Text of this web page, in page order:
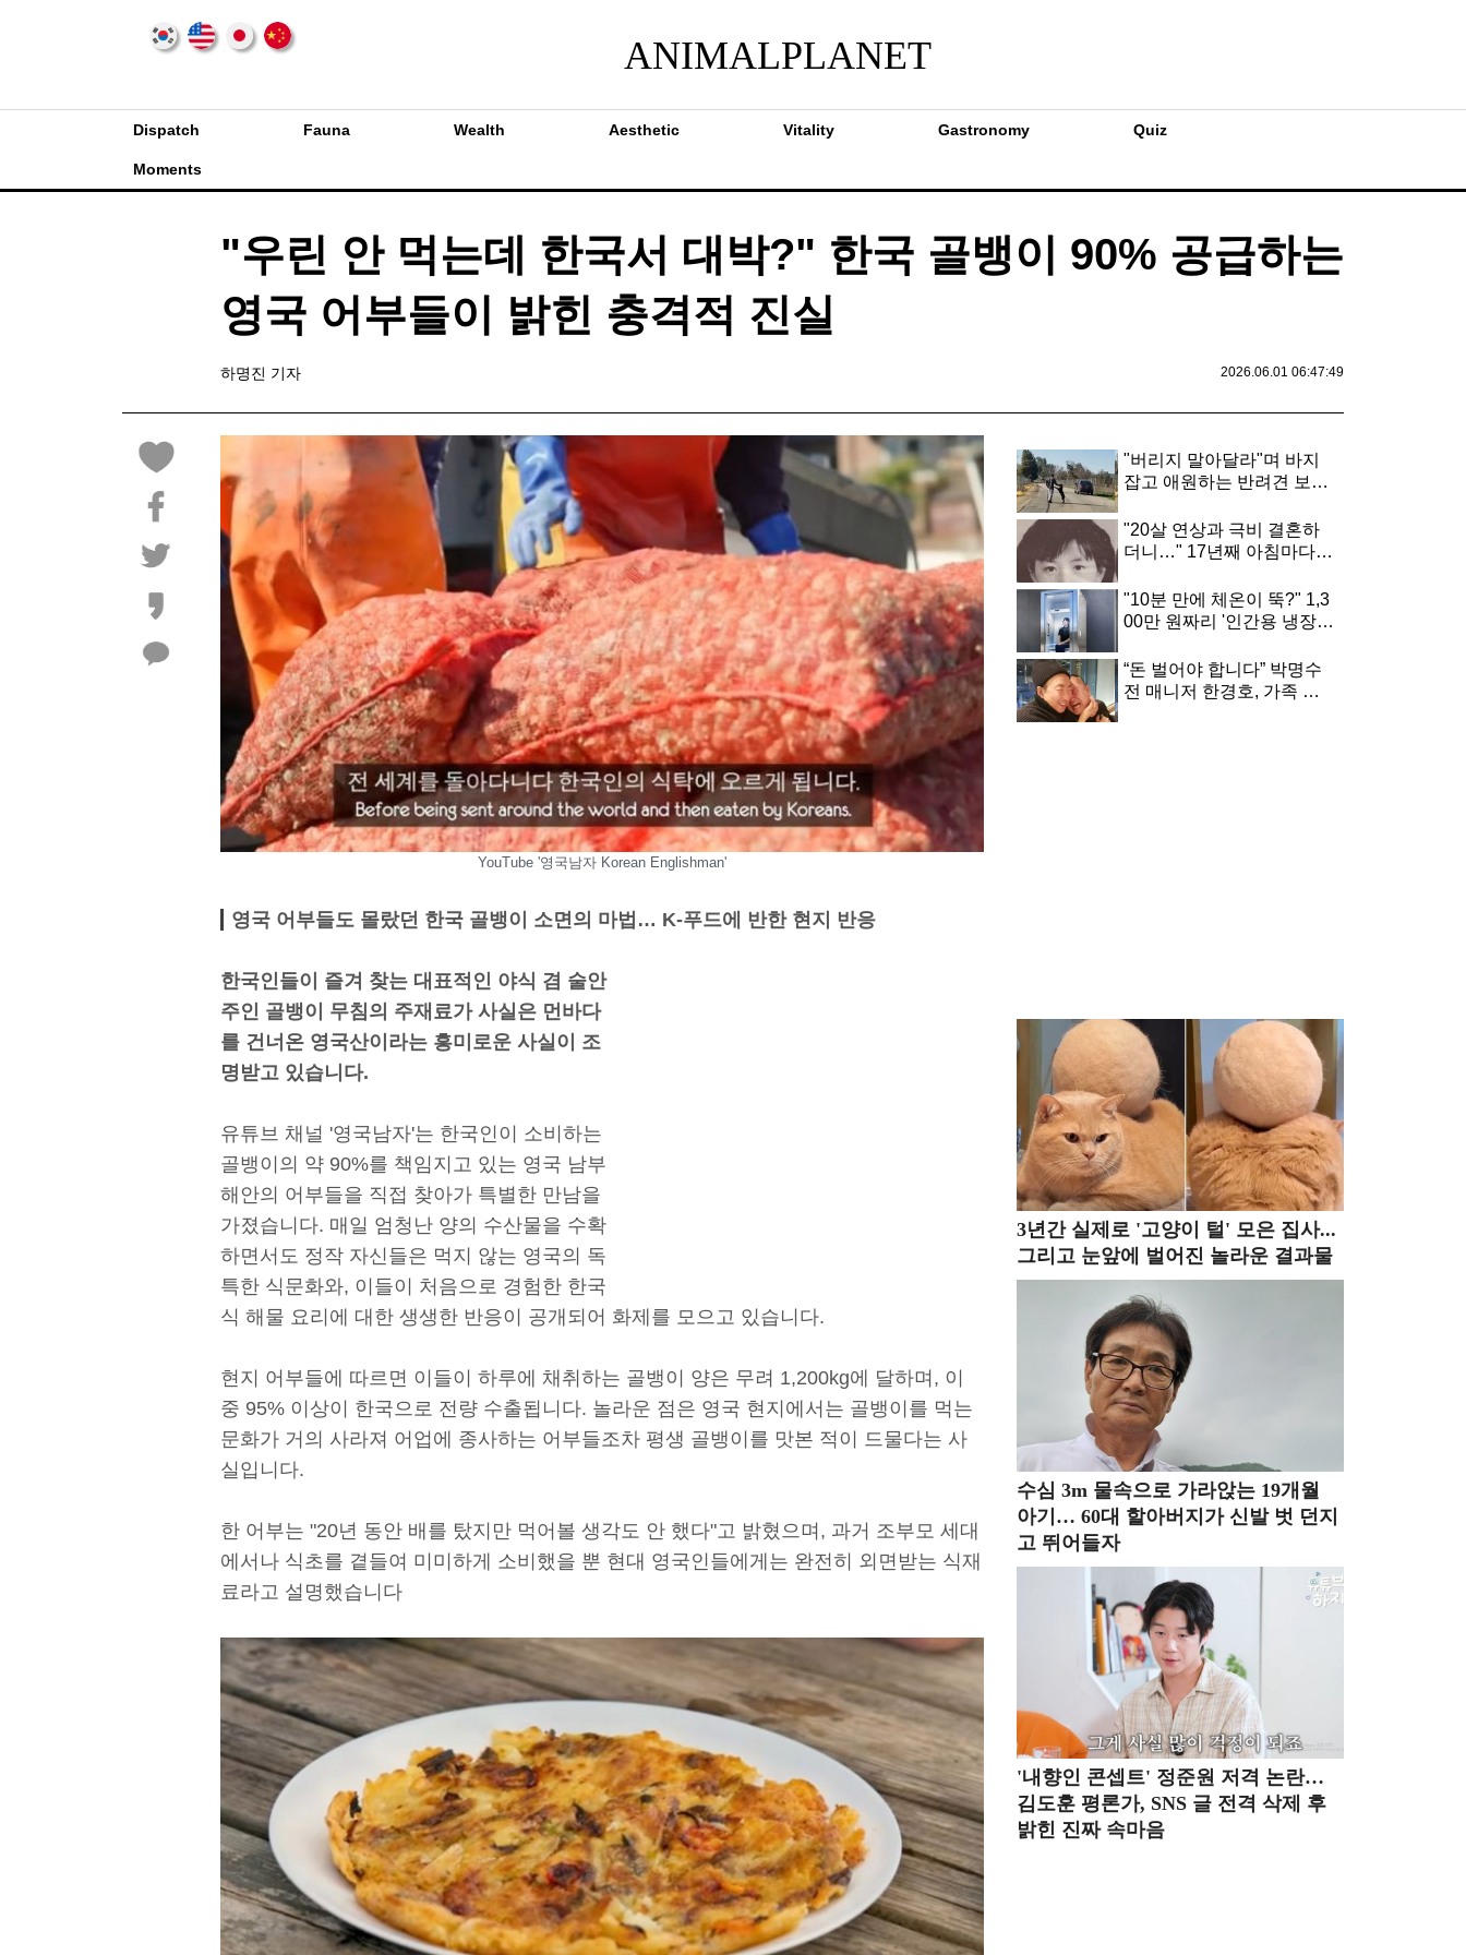
ANIMALPLANET
Dispatch Fauna Wealth Aesthetic Vitality Gastronomy Quiz
Moments
"우린 안 먹는데 한국서 대박?" 한국 골뱅이 90% 공급하는
영국 어부들이 밝힌 충격적 진실
하명진 기자 2026.06.01 06:47:49
YouTube '영국남자 Korean Englishman'
영국 어부들도 몰랐던 한국 골뱅이 소면의 마법… K-푸드에 반한 현지 반응
한국인들이 즐겨 찾는 대표적인 야식 겸 술안
주인 골뱅이 무침의 주재료가 사실은 먼바다
를 건너온 영국산이라는 흥미로운 사실이 조
명받고 있습니다.
유튜브 채널 '영국남자'는 한국인이 소비하는
골뱅이의 약 90%를 책임지고 있는 영국 남부
해안의 어부들을 직접 찾아가 특별한 만남을
가졌습니다. 매일 엄청난 양의 수산물을 수확
하면서도 정작 자신들은 먹지 않는 영국의 독
특한 식문화와, 이들이 처음으로 경험한 한국
식 해물 요리에 대한 생생한 반응이 공개되어 화제를 모으고 있습니다.
현지 어부들에 따르면 이들이 하루에 채취하는 골뱅이 양은 무려 1,200kg에 달하며, 이
중 95% 이상이 한국으로 전량 수출됩니다. 놀라운 점은 영국 현지에서는 골뱅이를 먹는
문화가 거의 사라져 어업에 종사하는 어부들조차 평생 골뱅이를 맛본 적이 드물다는 사
실입니다.
한 어부는 "20년 동안 배를 탔지만 먹어볼 생각도 안 했다"고 밝혔으며, 과거 조부모 세대
에서나 식초를 곁들여 미미하게 소비했을 뿐 현대 영국인들에게는 완전히 외면받는 식재
료라고 설명했습니다
"버리지 말아달라"며 바지
잡고 애원하는 반려견 보고
"20살 연상과 극비 결혼하
더니…" 17년째 아침마다
"10분 만에 체온이 뚝?" 1,3
00만 원짜리 '인간용 냉장
충격적인 이유
“돈 벌어야 합니다” 박명수
전 매니저 한경호, 가족 간
3년간 실제로 '고양이 털' 모은 집사...
그리고 눈앞에 벌어진 놀라운 결과물
수심 3m 물속으로 가라앉는 19개월
아기… 60대 할아버지가 신발 벗 던지
고 뛰어들자
'내향인 콘셉트' 정준원 저격 논란…
김도훈 평론가, SNS 글 전격 삭제 후
밝힌 진짜 속마음